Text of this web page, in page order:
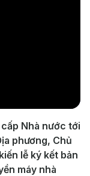
Nhà nước tới
phương, Chủ
lễ ký kết bản
máy nhà